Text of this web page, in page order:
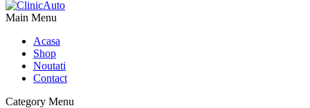
Main Menu
Acasa
Shop
Noutati
Contact
Category Menu